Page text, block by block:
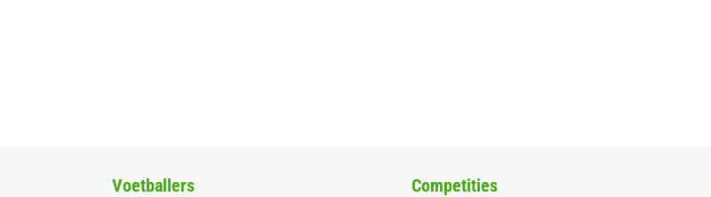
Voetballers Competities